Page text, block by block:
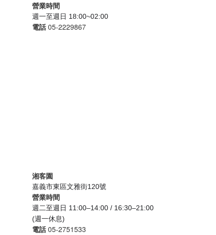
營業時間
週一至週日 18:00~02:00
電話05-2229867
湘客園
嘉義市東區文雅街120號
營業時間
週二至週日 11:00–14:00 / 16:30–21:00
(週一休息)
電話05-2751533